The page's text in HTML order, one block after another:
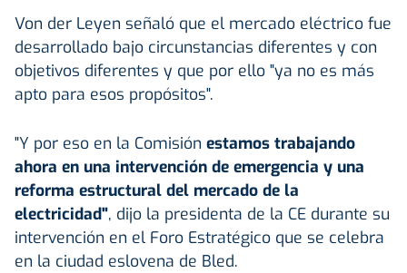
Von der Leyen señaló que el mercado eléctrico fue
desarrollado bajo circunstancias diferentes y con
objetivos diferentes y que por ello "ya no es más
apto para esos propósitos".
"Y por eso en la Comisión estamos trabajando
ahora en una intervención de emergencia y una
reforma estructural del mercado de la
electricidad", dijo la presidenta de la CE durante su
intervención en el Foro Estratégico que se celebra
en la ciudad eslovena de Bled.